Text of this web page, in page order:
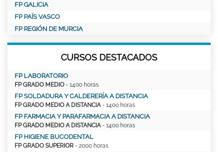
FP GALICIA
FP PAÍS VASCO
FP REGIÓN DE MURCIA
CURSOS DESTACADOS
FP LABORATORIO
FP GRADO MEDIO - 1400 horas
FP SOLDADURA Y CALDERERÍA A DISTANCIA
FP GRADO MEDIO A DISTANCIA - 1400 horas
FP FARMACIA Y PARAFARMACIA A DISTANCIA
FP GRADO MEDIO A DISTANCIA - 1400 horas
FP HIGIENE BUCODENTAL
FP GRADO SUPERIOR - 2000 horas